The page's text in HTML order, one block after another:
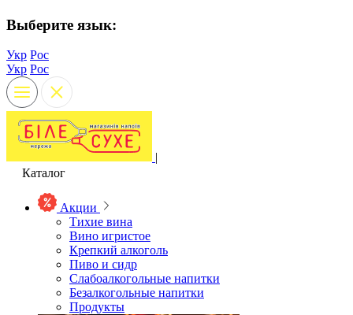
Выберите язык:
Укр Рос
Укр Рос
|
Каталог
Акции
Тихие вина
Вино игристое
Крепкий алкоголь
Пиво и сидр
Слабоалкогольные напитки
Безалкогольные напитки
Продукты